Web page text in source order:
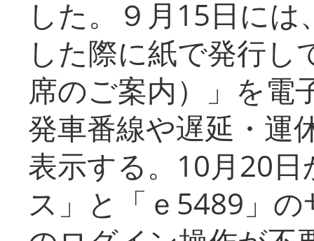
した。９月15日に
した際に紙で発行し
席のご案内）」を電
発車番線や遅延・運
表示する。10月20
ス」と「ｅ5489」